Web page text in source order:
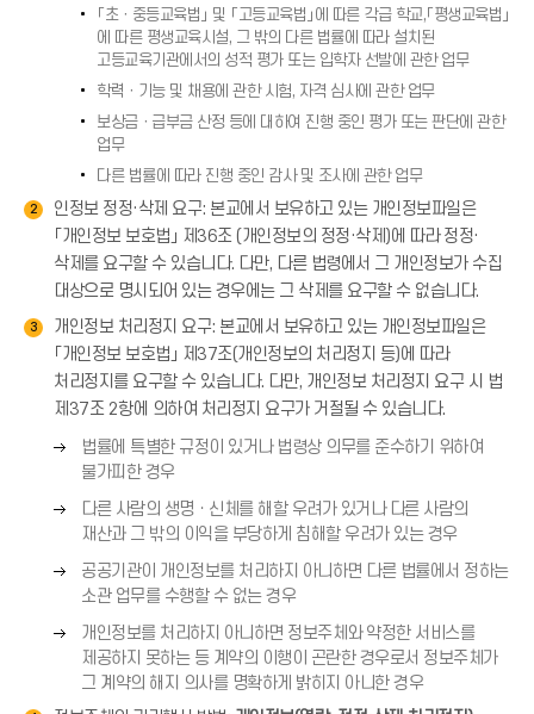
(
살
→
)
「초ㆍ중등교육법」 및 「고등교육법」에 따른 각급 학교,「평생교육법」
에 따른 평생교육시설, 그 밖의 다른 법률에 따라 설치된
고등교육기관에서의 성적 평가 또는 입학자 선발에 관한 업무
학력ㆍ기능 및 채용에 관한 시험, 자격 심사에 관한 업무
보상금ㆍ급부금 산정 등에 대하여 진행 중인 평가 또는 판단에 관한
업무
다른 법률에 따라 진행 중인 감사 및 조사에 관한 업무
2
인정보 정정·삭제 요구: 본교에서 보유하고 있는 개인정보파일은
「개인정보 보호법」 제36조 (개인정보의 정정·삭제)에 따라 정정·
삭제를 요구할 수 있습니다. 다만, 다른 법령에서 그 개인정보가 수집
대상으로 명시되어 있는 경우에는 그 삭제를 요구할 수 없습니다.
3
개인정보 처리정지 요구: 본교에서 보유하고 있는 개인정보파일은
「개인정보 보호법」 제37조(개인정보의 처리정지 등)에 따라
처리정지를 요구할 수 있습니다. 다만, 개인정보 처리정지 요구 시 법
제37조 2항에 의하여 처리정지 요구가 거절될 수 있습니다.
오
른
쪽
화
살
표
(
→
)
법률에 특별한 규정이 있거나 법령상 의무를 준수하기 위하여
불가피한 경우
오
른
쪽
화
살
표
(
→
)
다른 사람의 생명ㆍ신체를 해할 우려가 있거나 다른 사람의
재산과 그 밖의 이익을 부당하게 침해할 우려가 있는 경우
오
른
쪽
화
살
표
공공기관이 개인정보를 처리하지 아니하면 다른 법률에서 정하는
소관 업무를 수행할 수 없는 경우
오
른
쪽
화
개인정보를 처리하지 아니하면 정보주체와 약정한 서비스를
제공하지 못하는 등 계약의 이행이 곤란한 경우로서 정보주체가
그 계약의 해지 의사를 명확하게 밝히지 아니한 경우